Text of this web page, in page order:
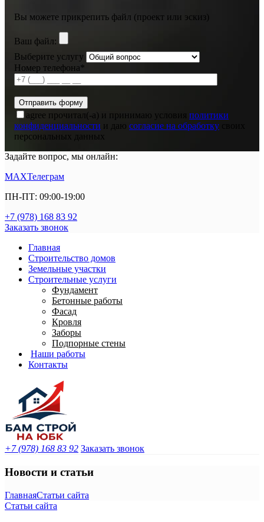
Вы можете прикрепить файл (проект или эскиз)
Ваш файл:
Выберите услугу
Номер телефона*
agree прочитал(-а) и принимаю условия политики
конфиденциальности и даю согласие на обработку
персональных данных
Задайте вопрос, мы онлайн:
MAXТелеграм
ПН-ПТ: 09:00-19:00
+7 (978) 168 83 92
Заказать звонок
Главная
Строительство домов
Земельные участки
Строительные услуги
Фундамент
Бетонные работы
Фасад
Кровля
Заборы
Подпорные стены
Наши работы
Контакты
+7 (978) 168 83 92 Заказать звонок
Новости и статьи
ГлавнаяСтатьи сайта
Статьи сайта